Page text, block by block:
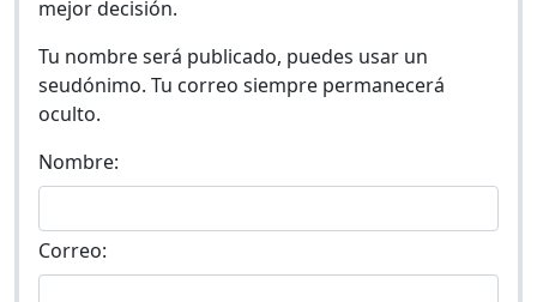
mejor decisión.
Tu nombre será publicado, puedes usar un
seudónimo. Tu correo siempre permanecerá
oculto.
Nombre:
Correo: